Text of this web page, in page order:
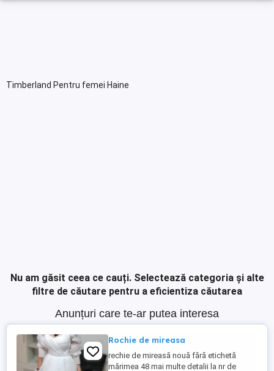
Timberland Pentru femei Haine
Nu am găsit ceea ce cauți. Selectează categoria și alte
filtre de căutare pentru a eficientiza căutarea
Anunțuri care te-ar putea interesa
Rochie de mireasa
rechie de mireasă nouă fără etichetă
mărimea 48 mai multe detalii la nr de